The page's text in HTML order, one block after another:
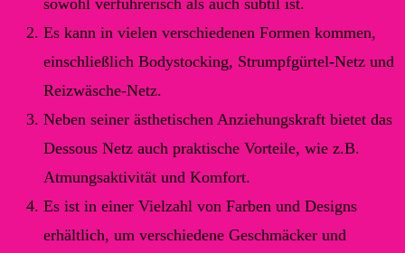
Es kann in vielen verschiedenen Formen kommen,
einschließlich Bodystocking, Strumpfgürtel-Netz und
Reizwäsche-Netz.
Neben seiner ästhetischen Anziehungskraft bietet das
Dessous Netz auch praktische Vorteile, wie z.B.
Atmungsaktivität und Komfort.
Es ist in einer Vielzahl von Farben und Designs
erhältlich, um verschiedene Geschmäcker und